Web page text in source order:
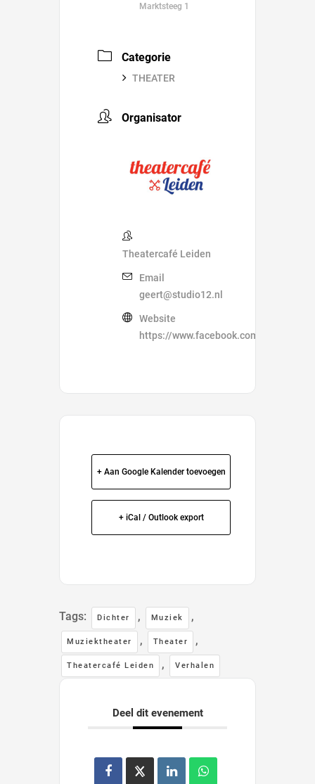
Marktsteeg 1
Categorie
THEATER
Organisator
Theatercafé Leiden
Email
geert@studio12.nl
Website
https://www.facebook.com/
+ Aan Google Kalender toevoegen
+ iCal / Outlook export
Tags: Dichter , Muziek ,
Muziektheater , Theater ,
Theatercafé Leiden , Verhalen
Deel dit evenement